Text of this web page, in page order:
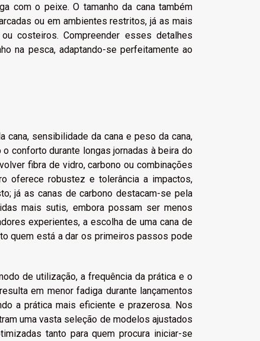
com o peixe. O tamanho da cana também
ou em ambientes restritos, já as mais
costeiros. Compreender esses detalhes
na pesca, adaptando-se perfeitamente ao
sensibilidade da cana e peso da cana,
conforto durante longas jornadas à beira do
fibra de vidro, carbono ou combinações
oferece robustez e tolerância a impactos,
já as canas de carbono destacam-se pela
mais sutis, embora possam ser menos
experientes, a escolha de uma cana de
quem está a dar os primeiros passos pode
de utilização, a frequência da prática e o
em menor fadiga durante lançamentos
a prática mais eficiente e prazerosa. Nos
uma vasta seleção de modelos ajustados
tanto para quem procura iniciar-se